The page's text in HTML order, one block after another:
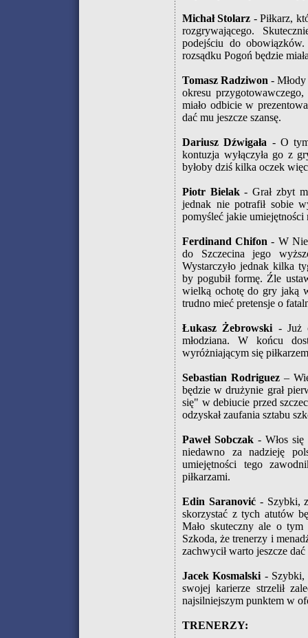
Michał Stolarz - Piłkarz,
rozgrywającego.
podejściu do
rozsądku Pogoń będzie
Tomasz Radziwon -
okresu
miało odbicie w
dać mu jeszcze szansę.
Dariusz Dźwigała - O
kontuzja wyłączyła go z
byłoby dziś kilka oczek
Piotr Bielak- Grał zbyt
jednak nie potrafił sobie
pomyśleć jakie umiejętności
Ferdinand Chifon - W
do Szczecina jego
Wystarczyło jednak kilka
by pogubił formę. Źle
wielką ochotę do gry jaką
trudno mieć pretensje o
Łukasz Żebrowski - Już
młodziana. W końcu
wyróżniającym się
Sebastian Rodriguez –
będzie w drużynie grał
się" w debiucie przed
odzyskał zaufania sztabu
Paweł Sobczak- Włos się
niedawno za nadzieję
umiejętności tego
piłkarzami.
Edin Saranović- Szybki,
skorzystać z tych atutów
Mało skuteczny ale o
Szkoda, że trenerzy i
zachwycił warto jeszcze
Jacek Kosmalski - Szybki,
swojej karierze strzelił
najsilniejszym punktem w
TRENERZY: